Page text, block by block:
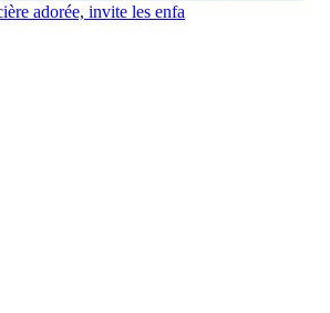
adorée, invite les enfa